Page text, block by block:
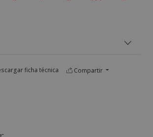
ficha técnica Compartir